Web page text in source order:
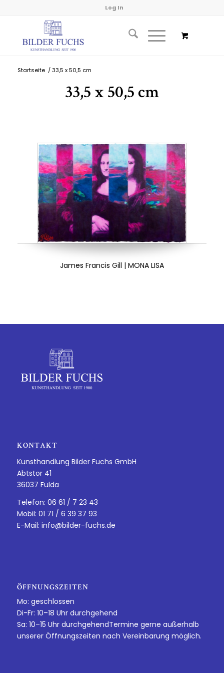
Log In
Startseite / 33,5 x 50,5 cm
33,5 x 50,5 cm
James Francis Gill | MONA LISA
KONTAKT
Kunsthandlung Bilder Fuchs GmbH
Abtstor 41
36037 Fulda
Telefon: 06 61 / 7 23 43
Mobil: 01 71 / 6 39 37 93
E-Mail: info@bilder-fuchs.de
ÖFFNUNGSZEITEN
Mo: geschlossen
Di-Fr: 10–18 Uhr durchgehend
Sa: 10–15 Uhr durchgehendTermine gerne außerhalb
unserer Öffnungszeiten nach Vereinbarung möglich.